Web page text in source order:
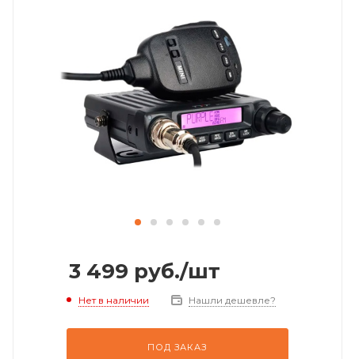
3 499 руб./шт
Нет в наличии Нашли дешевле?
ПОД ЗАКАЗ